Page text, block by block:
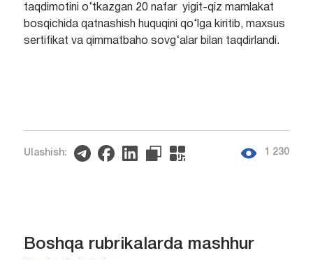
taqdimotini o‘tkazgan 20 nafar yigit-qiz mamlakat
bosqichida qatnashish huquqini qo‘lga kiritib, maxsus
sertifikat va qimmatbaho sovg‘alar bilan taqdirlandi.
Ulashish: 1 230
Boshqa rubrikalarda mashhur